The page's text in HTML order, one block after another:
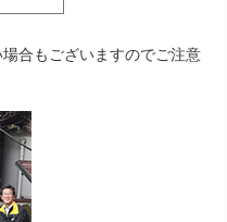
合もございますのでご注意